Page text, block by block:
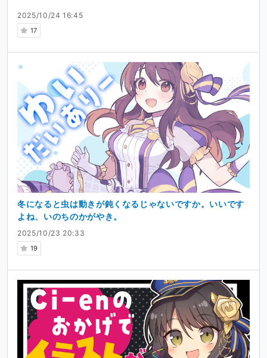
2025/10/24 16:45
17
2025/10/23 20:33
19
冬になると虫は動きが鈍くなるじゃないですか。いいです
よね、いのちのかがやき。